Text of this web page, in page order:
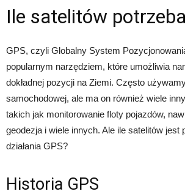
Ile satelitów
GPS, czyli Globalny System
popularnym narzędziem, które umożliwia
dokładnej pozycji na Ziemi. Często
samochodowej, ale ma on również wiele
takich jak monitorowanie floty pojazdów,
geodezja i wiele innych. Ale ile satelitów jest
działania GPS?
Historia GPS